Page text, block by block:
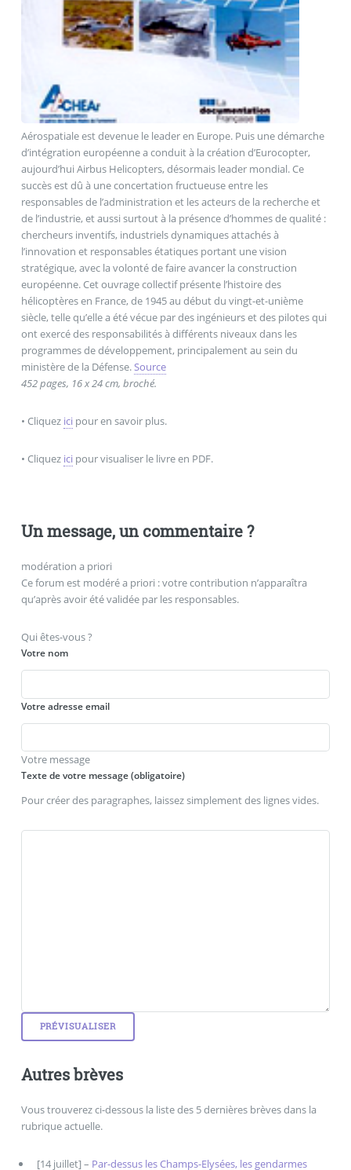
Aérospatiale est devenue le leader en Europe. Puis une démarche
d’intégration européenne a conduit à la création d’Eurocopter,
aujourd’hui Airbus Helicopters, désormais leader mondial. Ce
succès est dû à une concertation fructueuse entre les
responsables de l’administration et les acteurs de la recherche et
de l’industrie, et aussi surtout à la présence d’hommes de qualité :
chercheurs inventifs, industriels dynamiques attachés à
l’innovation et responsables étatiques portant une vision
stratégique, avec la volonté de faire avancer la construction
européenne. Cet ouvrage collectif présente l’histoire des
hélicoptères en France, de 1945 au début du vingt-et-unième
siècle, telle qu’elle a été vécue par des ingénieurs et des pilotes qui
ont exercé des responsabilités à différents niveaux dans les
programmes de développement, principalement au sein du
ministère de la Défense.Source
452 pages, 16 x 24 cm, broché.
• Cliquez ici pour en savoir plus.
• Cliquez ici pour visualiser le livre en PDF.
Un message, un commentaire ?
modération a priori
Ce forum est modéré a priori : votre contribution n’apparaîtra
qu’après avoir été validée par les responsables.
Qui êtes-vous ?
Votre nom
Votre adresse email
Votre message
Texte de votre message (obligatoire)
Pour créer des paragraphes, laissez simplement des lignes vides.
Autres brèves
Vous trouverez ci-dessous la liste des 5 dernières brèves dans la
rubrique actuelle.
[14 juillet] – Par-dessus les Champs-Elysées, les gendarmes